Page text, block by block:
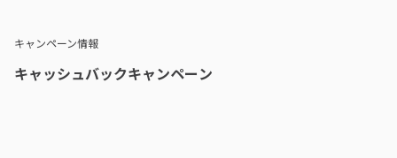
キャンペーン情報
キャッシュバックキャンペーン